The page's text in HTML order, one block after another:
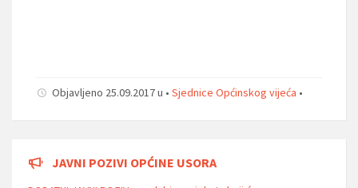
Objavljeno 25.09.2017 u • Sjednice Općinskog vijeća •
JAVNI POZIVI OPĆINE USORA